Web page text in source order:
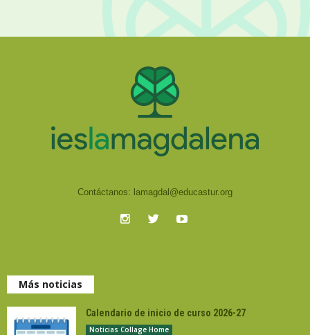
Contáctanos: lamagdal@educastur.org
Más noticias
Calendario de inicio de curso 2026-27
Noticias Collage Home